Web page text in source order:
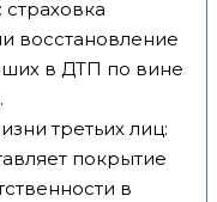
восстановление
в ДТП по вине
третьих лиц:
покрытие
в